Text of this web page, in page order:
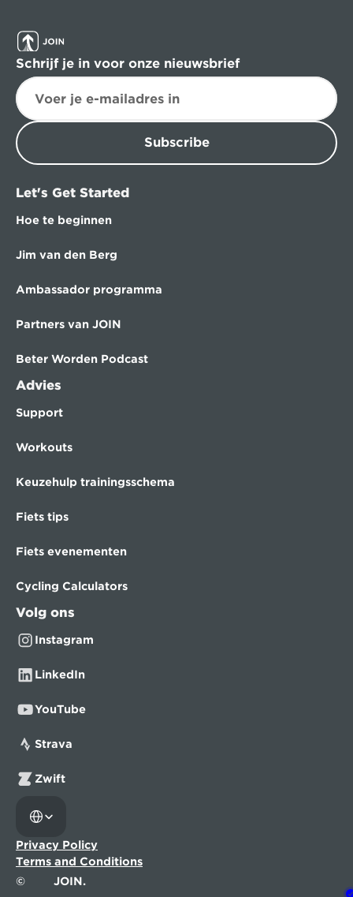
Schrijf je in voor onze nieuwsbrief
Subscribe
Let's Get Started
Hoe te beginnen
Jim van den Berg
Ambassador programma
Partners van JOIN
Beter Worden Podcast
Advies
Support
Workouts
Keuzehulp trainingsschema
Fiets tips
Fiets evenementen
Cycling Calculators
Volg ons
Instagram
LinkedIn
YouTube
Strava
Zwift
© JOIN.
Privacy Policy
Terms and Conditions